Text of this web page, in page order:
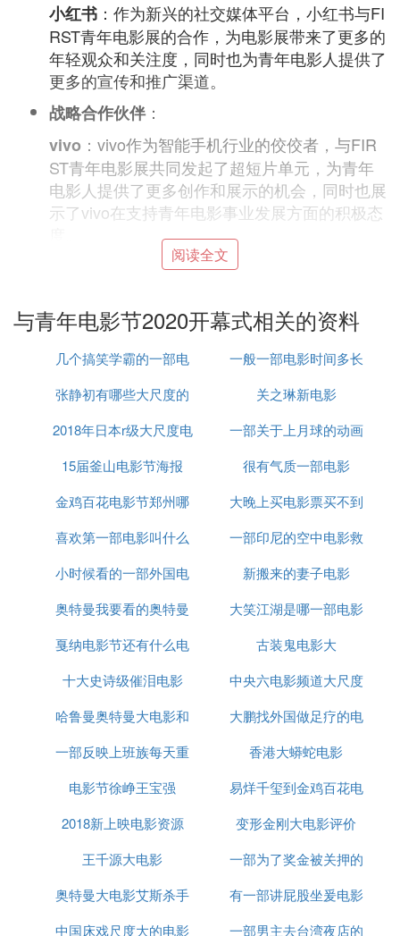
小红书 ：作为新兴的社交媒体平台，小红书与FI
RST青年电影展的合作，为电影展带来了更多的
年轻观众和关注度，同时也为青年电影人提供了
更多的宣传和推广渠道。
战略合作伙伴：
vivo ：vivo作为智能手机行业的佼佼者，与FIR
ST青年电影展共同发起了超短片单元，为青年
电影人提供了更多创作和展示的机会，同时也展
示了vivo在支持青年电影事业发展方面的积极态
这些赞助商的支持，不仅为第十九届FIRST青年电影
成长和发展提供了更多的机遇和平台。
『贰』 金鸡百花电影节2020举办时间地点
郑州门票
拿段喊的电影节将会在河南郑州进行举办，不少明星
还有电影艺术家都会莅临现场进行出席，面对如此盛
们就来看看详细的举燃源办详情吧。
2020年第29届金鸡百花电影节举办详情
举办日期：2020年9月24日——26日
颁奖典礼：9月26日晚在郑州举行。
活动详情：本届电影节主体活动包括电影节开幕仪
坛、提名者表彰仪式、百花奖终评及颁奖典礼暨电影
节闭幕式等六项活动。
往届门票价格(仅供参考)
片进行售票之外，所有活动均不设收费环节!
2017年：第26届金鸡百花电影节(金鸡奖)票价信息：
380/680/980/1280
阅读全文
与青年电影节2020开幕式相关的资料
几个搞笑学霸的一部电
影
一般一部电影时间多长
张静初有哪些大尺度的
电影
关之琳新电影
2018年日本r级大尺度电
影
一部关于上月球的动画
电影
15届釜山电影节海报
很有气质一部电影
金鸡百花电影节郑州哪
里
大晚上买电影票买不到
吗
喜欢第一部电影叫什么
名字
一部印尼的空中电影救
女儿的
小时候看的一部外国电
影红伞
新搬来的妻子电影
奥特曼我要看的奥特曼
奥特曼大电影
大笑江湖是哪一部电影
的主题曲
戛纳电影节还有什么电
影节
古装鬼电影大
十大史诗级催泪电影
中央六电影频道大尺度
电影
哈鲁曼奥特曼大电影和
七个奥特曼
大鹏找外国做足疗的电
影
一部反映上班族每天重
复生活的电影
香港大蟒蛇电影
电影节徐峥王宝强
易烊千玺到金鸡百花电
影节
2018新上映电影资源
变形金刚大电影评价
王千源大电影
一部为了奖金被关押的
电影
奥特曼大电影艾斯杀手
有一部讲屁股坐爰电影
叫什么名字
中国床戏尺度大的电影
一部男主去台湾夜店的